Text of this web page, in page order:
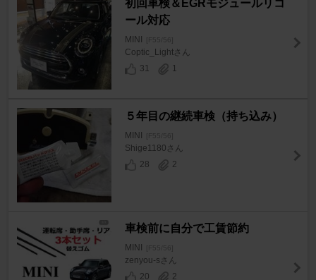
初回車検＆EGRモジュールリコ
ール対応
MINI [F55/56]
Coptic_Lightさん
31
1
５年目の継続車検（持ち込み）
MINI [F55/56]
Shige1180さん
28
2
車検前に自分で工賃節約
MINI [F55/56]
zenyou-sさん
20
2